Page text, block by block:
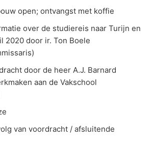
open; ontvangst met koffie
over de studiereis naar Turijn en
2020 door ir. Ton Boele
door de heer A.J. Barnard
aan de Vakschool
van voordracht / afsluitende